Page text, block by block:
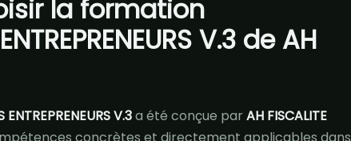
la formation
V.3 de AH
ENTREPRENEURS V.3a été conçue parAH FISCALITE